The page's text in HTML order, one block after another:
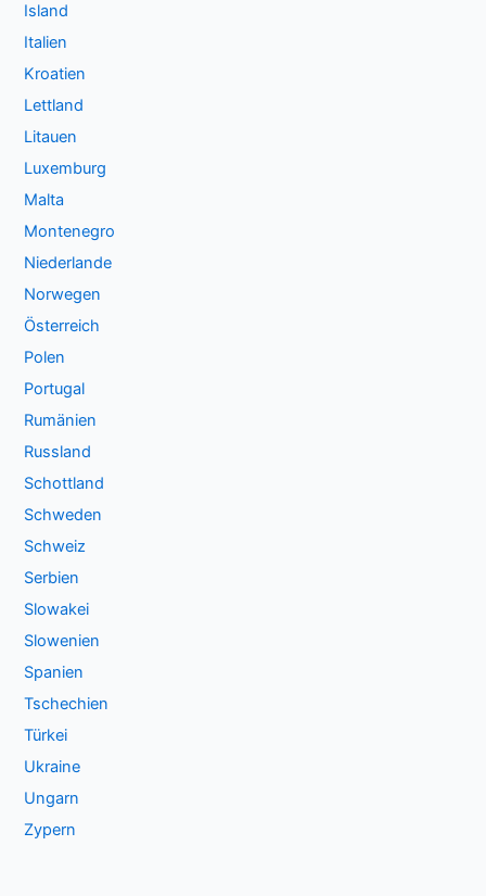
Island
Italien
Kroatien
Lettland
Litauen
Luxemburg
Malta
Montenegro
Niederlande
Norwegen
Österreich
Polen
Portugal
Rumänien
Russland
Schottland
Schweden
Schweiz
Serbien
Slowakei
Slowenien
Spanien
Tschechien
Türkei
Ukraine
Ungarn
Zypern